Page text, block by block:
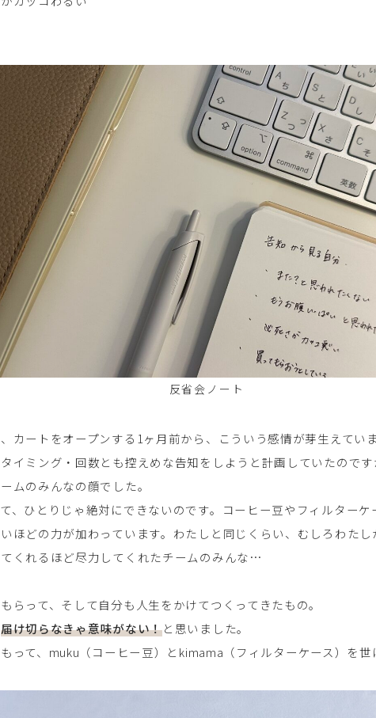
反省会ノート
カートをオープンする1ヶ月前から、こういう感情が芽生えていま
イミング・回数とも控えめな告知をしようと計画していたので
ムのみんなの顔でした。
、ひとりじゃ絶対にできないのです。コーヒー豆やフィルターケ
ほどの力が加わっています。わたしと同じくらい、むしろわた
くれるほど尽力してくれたチームのみんな…
らって、そして自分も人生をかけてつくってきたもの。
届け切らなきゃ意味がない！と思いました。
って、muku（コーヒー豆）とkimama（フィルターケース）を世